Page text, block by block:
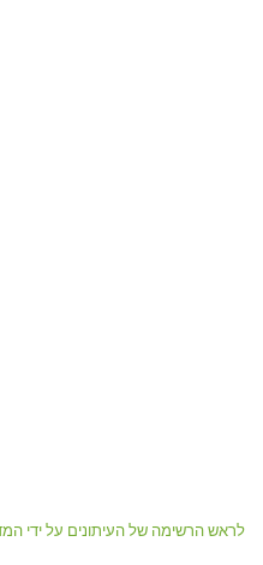
לראש הרשימה של העיתונים על ידי